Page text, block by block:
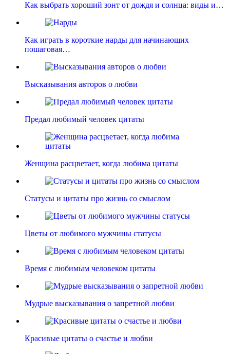
Как выбрать хороший зонт от дождя и солнца: виды и…
Как играть в короткие нарды для начинающих
пошаговая…
Высказывания авторов о любви
Предал любимый человек цитаты
Женщина расцветает, когда любима цитаты
Статусы и цитаты про жизнь со смыслом
Цветы от любимого мужчины статусы
Время с любимым человеком цитаты
Мудрые высказывания о запретной любви
Красивые цитаты о счастье и любви